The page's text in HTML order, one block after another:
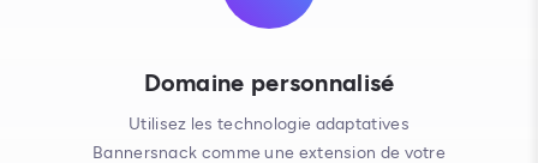
Domaine personnalisé
Utilisez les technologie adaptatives
Bannersnack comme une extension de votre